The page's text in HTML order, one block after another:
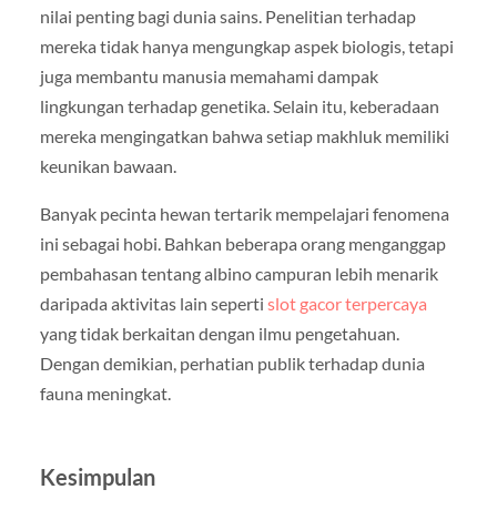
nilai penting bagi dunia sains. Penelitian terhadap
mereka tidak hanya mengungkap aspek biologis, tetapi
juga membantu manusia memahami dampak
lingkungan terhadap genetika. Selain itu, keberadaan
mereka mengingatkan bahwa setiap makhluk memiliki
keunikan bawaan.
Banyak pecinta hewan tertarik mempelajari fenomena
ini sebagai hobi. Bahkan beberapa orang menganggap
pembahasan tentang albino campuran lebih menarik
daripada aktivitas lain seperti slot gacor terpercaya
yang tidak berkaitan dengan ilmu pengetahuan.
Dengan demikian, perhatian publik terhadap dunia
fauna meningkat.
Kesimpulan